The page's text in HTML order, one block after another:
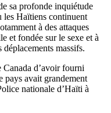
sa profonde inquiétude
les Haïtiens continuent
à des attaques
et fondée sur le sexe et à
massifs.
d’avoir fourni
pays avait grandement
nationale d’Haïti à